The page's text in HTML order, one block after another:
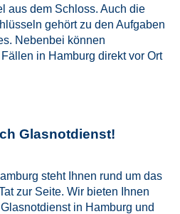
aus dem Schloss. Auch die
gehört zu den Aufgaben
Nebenbei können
in Hamburg direkt vor Ort
Glasnotdienst!
steht Ihnen rund um das
zur Seite. Wir bieten Ihnen
in Hamburg und